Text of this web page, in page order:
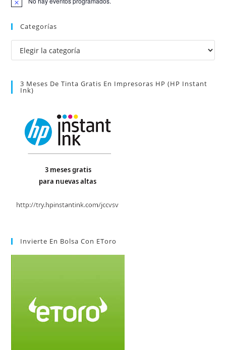
A
s
Categorías
Categorías
3 Meses De Tinta Gratis En Impresoras HP (HP Instant
Ink)
Invierte En Bolsa Con EToro